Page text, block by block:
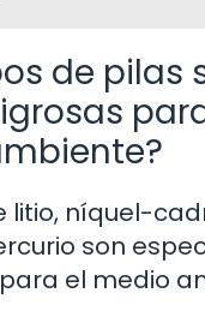
de pilas
litio, níquel-
son
el medio